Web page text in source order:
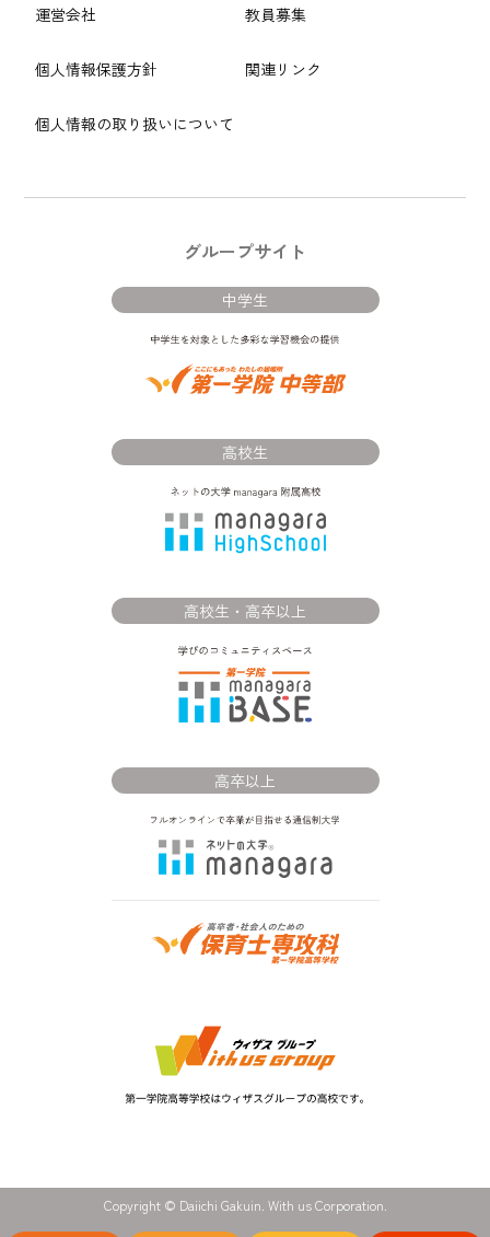
運営会社
個人情報保護方針
個人情報の取り扱いについて
教員募集
関連リンク
グループサイト
中学生
高校生
高校生・高卒以上
高卒以上
Copyright © Daiichi Gakuin. With us Corporation.